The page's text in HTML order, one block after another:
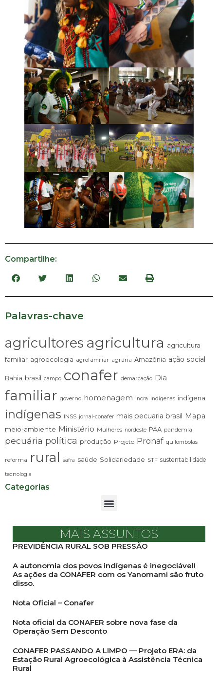
Compartilhe:
Palavras-chave
agricultores agricultura agricultura
familiar agroecologia agrofamiliar agrária Amazônia ação social
Bahia brasil campo conafer demarcação Dia
familiar governo homenagem incra indigenas indígena
indígenas INSS jornal-conafer mais pecuaria brasil Mapa
meio-ambiente Ministério Mulheres nordeste PAA pandemia
pecuária política produção Projeto Pronaf quilombolas
reforma rural safra saúde Solidariedade STF sustentabilidade
tecnologia
Categorias
MAIS ASSUNTOS
PREVIDÊNCIA RURAL SOB PRESSÃO
A autonomia dos povos indígenas é inegociável!
As ações da CONAFER com os Yanomami são fruto
disso.
Nota Oficial – Conafer
Nota oficial da CONAFER sobre nova fase da
Operação Sem Desconto
CONAFER PASSANDO A LIMPO — Projeto ERA: da
Estação Rural Agroecológica à Assistência Técnica
Rural